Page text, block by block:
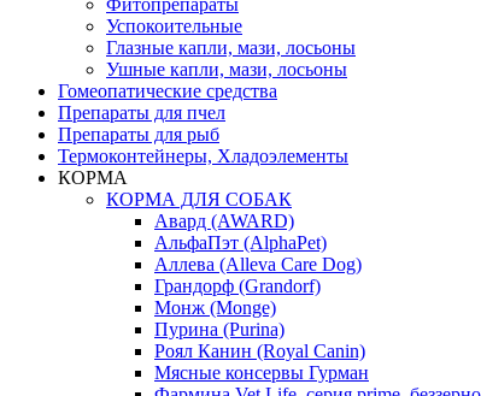
Фитопрепараты
Успокоительные
Глазные капли, мази, лосьоны
Ушные капли, мази, лосьоны
Гомеопатические средства
Препараты для пчел
Препараты для рыб
Термоконтейнеры, Хладоэлементы
КОРМА
КОРМА ДЛЯ СОБАК
Авард (AWARD)
АльфаПэт (AlphaPet)
Аллева (Alleva Care Dog)
Грандорф (Grandorf)
Монж (Monge)
Пурина (Purina)
Роял Канин (Royal Canin)
Мясные консервы Гурман